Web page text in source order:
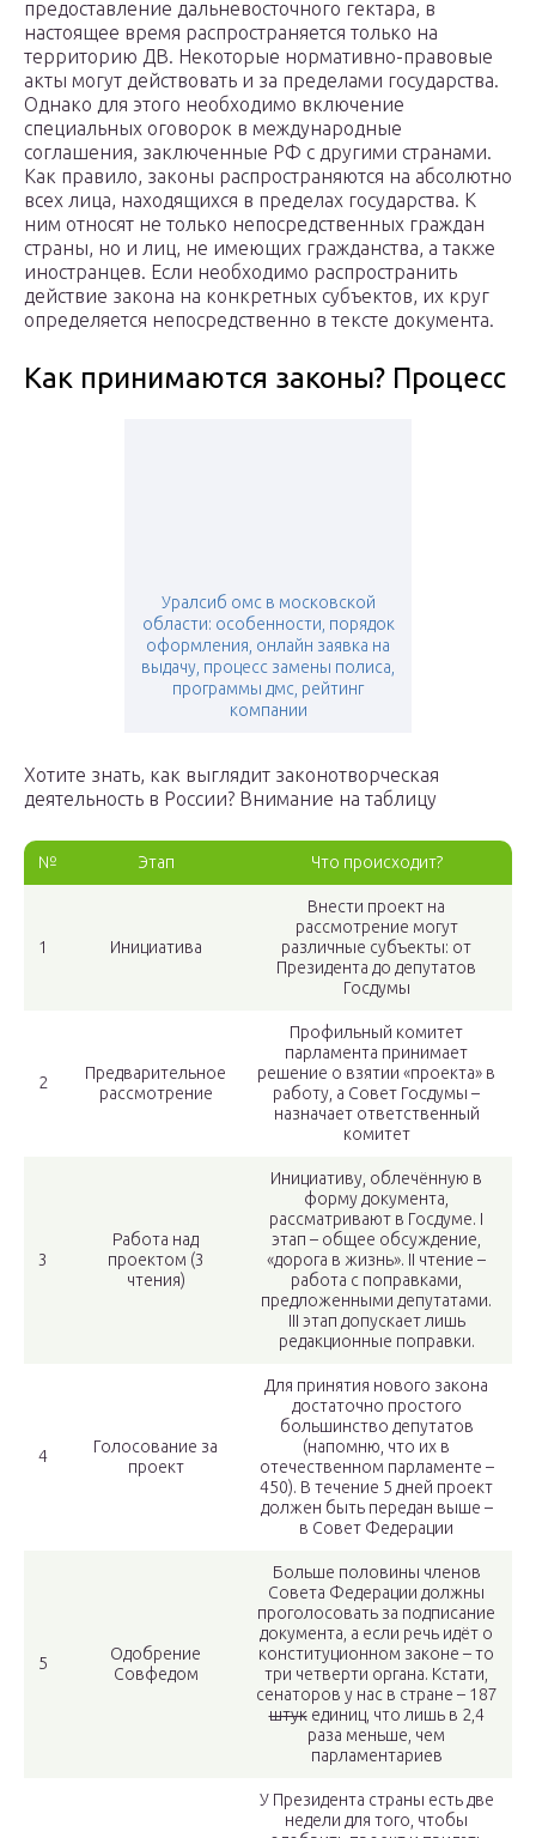
предоставление дальневосточного гектара, в
настоящее время распространяется только на
территорию ДВ. Некоторые нормативно-правовые
акты могут действовать и за пределами государства.
Однако для этого необходимо включение
специальных оговорок в международные
соглашения, заключенные РФ с другими странами.
Как правило, законы распространяются на абсолютно
всех лица, находящихся в пределах государства. К
ним относят не только непосредственных граждан
страны, но и лиц, не имеющих гражданства, а также
иностранцев. Если необходимо распространить
действие закона на конкретных субъектов, их круг
определяется непосредственно в тексте документа.
Как принимаются законы? Процесс
Уралсиб омс в московской
области: особенности, порядок
оформления, онлайн заявка на
выдачу, процесс замены полиса,
программы дмс, рейтинг
компании
Хотите знать, как выглядит законотворческая
деятельность в России? Внимание на таблицу
№ Этап Что происходит?
1 Инициатива
Внести проект на
рассмотрение могут
различные субъекты: от
Президента до депутатов
Госдумы
2
Предварительное
рассмотрение
Профильный комитет
парламента принимает
решение о взятии «проекта» в
работу, а Совет Госдумы –
назначает ответственный
комитет
3
Работа над
проектом (3
чтения)
Инициативу, облечённую в
форму документа,
рассматривают в Госдуме. I
этап – общее обсуждение,
«дорога в жизнь». II чтение –
работа с поправками,
предложенными депутатами.
III этап допускает лишь
редакционные поправки.
4
Голосование за
проект
Для принятия нового закона
достаточно простого
большинство депутатов
(напомню, что их в
отечественном парламенте –
450). В течение 5 дней проект
должен быть передан выше –
в Совет Федерации
5
Одобрение
Совфедом
Больше половины членов
Совета Федерации должны
проголосовать за подписание
документа, а если речь идёт о
конституционном законе – то
три четверти органа. Кстати,
сенаторов у нас в стране – 187
штукединиц, что лишь в 2,4
раза меньше, чем
парламентариев
У Президента страны есть две
недели для того, чтобы